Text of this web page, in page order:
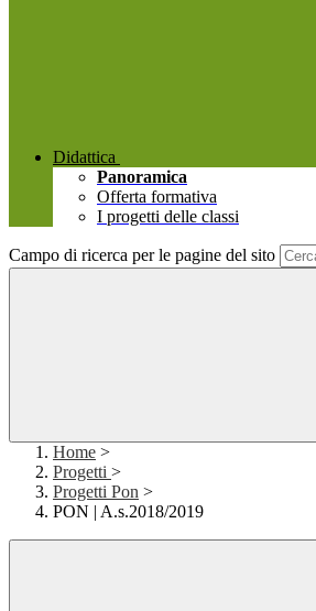
Didattica
Panoramica
Offerta formativa
I progetti delle classi
Campo di ricerca per le pagine del sito
Home >
Progetti >
Progetti Pon >
PON | A.s.2018/2019